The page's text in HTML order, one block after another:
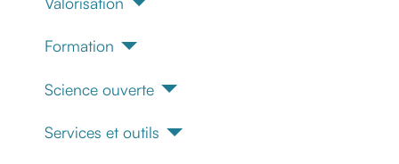
Formation
Science ouverte
Services et outils